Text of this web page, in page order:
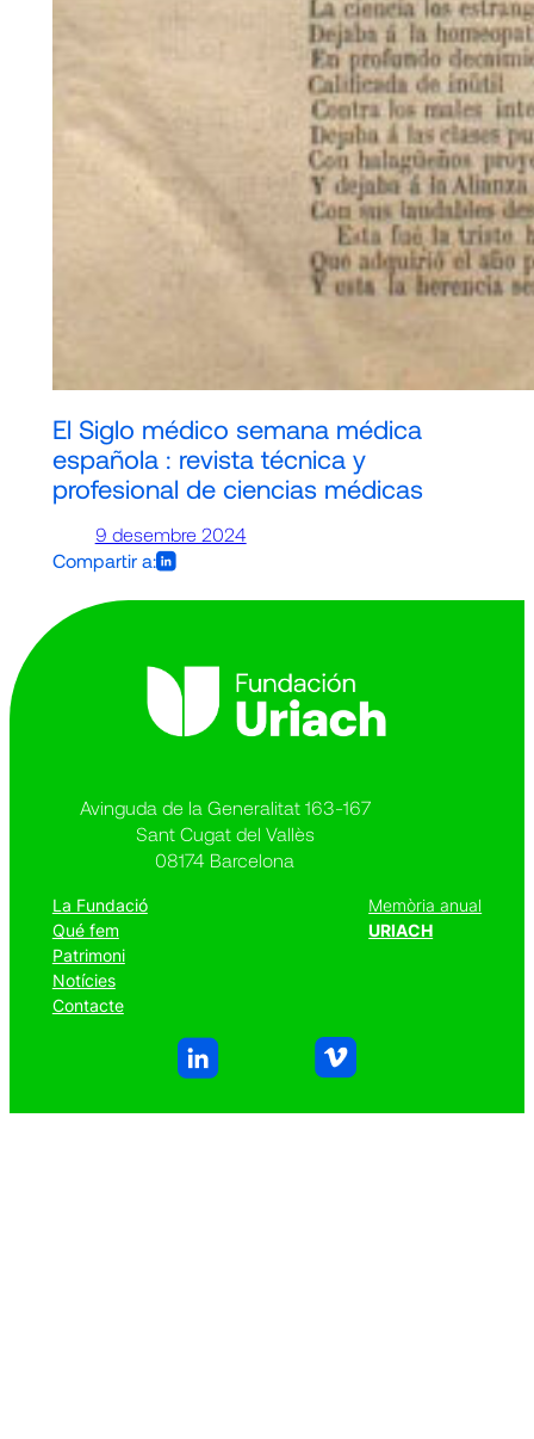
El Siglo médico semana médica
española : revista técnica y
profesional de ciencias médicas
9 desembre 2024
Compartir a:
Avinguda de la Generalitat 163-167
Sant Cugat del Vallès
08174 Barcelona
La Fundació
Qué fem
Patrimoni
Notícies
Contacte
Memòria anual
URIACH